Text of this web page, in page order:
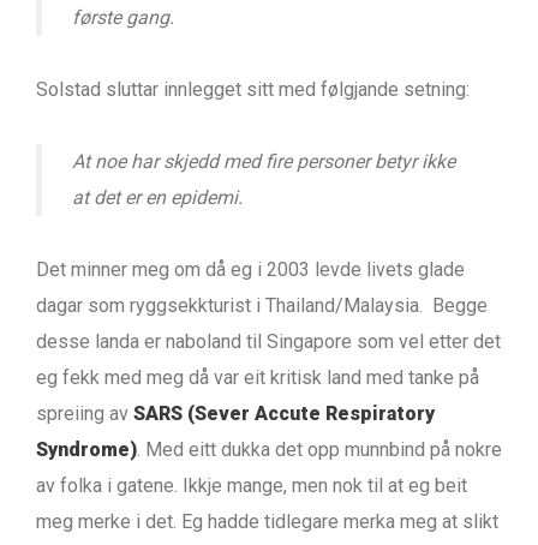
første gang.
Solstad sluttar innlegget sitt med følgjande setning:
At noe har skjedd med fire personer betyr ikke
at det er en epidemi.
Det minner meg om då eg i 2003 levde livets glade
dagar som ryggsekkturist i Thailand/Malaysia. Begge
desse landa er naboland til Singapore som vel etter det
eg fekk med meg då var eit kritisk land med tanke på
spreiing av SARS (Sever Accute Respiratory
Syndrome). Med eitt dukka det opp munnbind på nokre
av folka i gatene. Ikkje mange, men nok til at eg beit
meg merke i det. Eg hadde tidlegare merka meg at slikt